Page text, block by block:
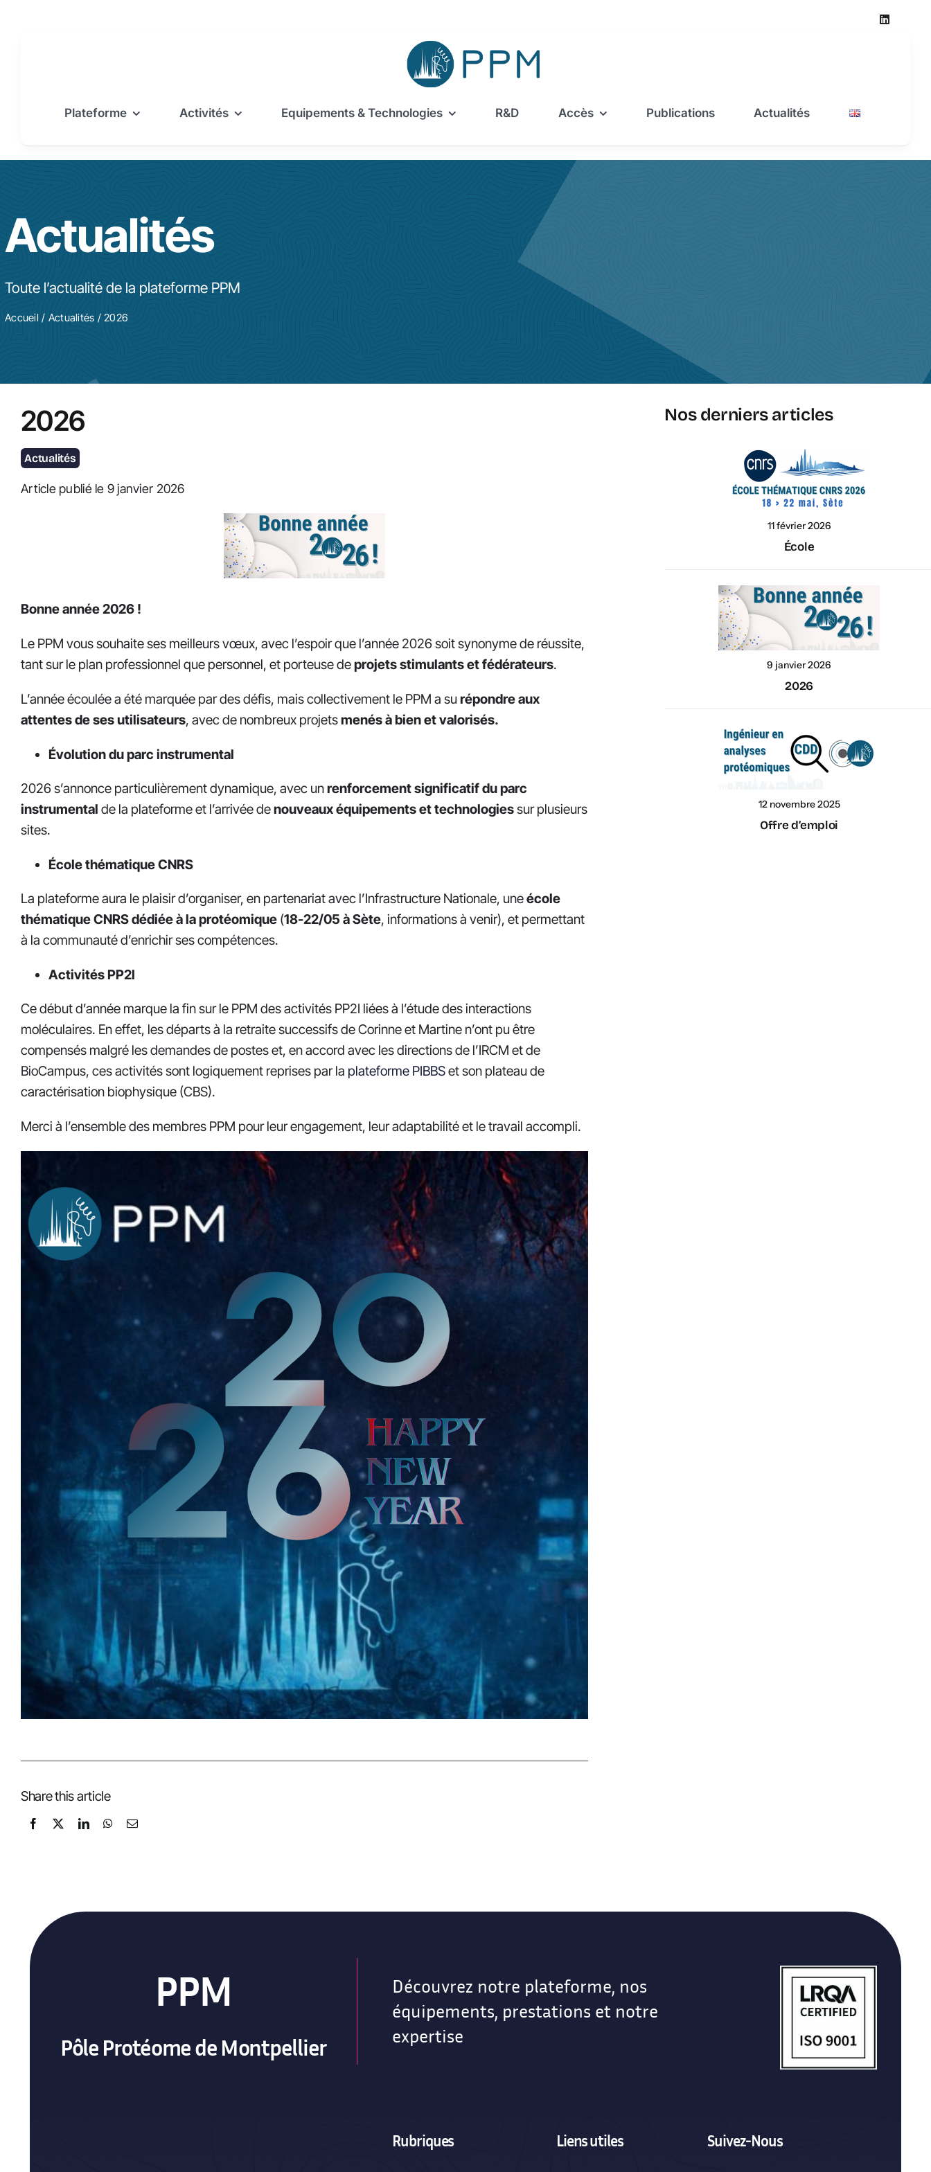
Plateforme Activités Equipements & Technologies R&D Accès Publications Actualités
Actualités
Toute l’actualité de la plateforme PPM
Accueil / Actualités / 2026
2026
Actualités
Article publié le 9 janvier 2026
Bonne année 2026 !
Le PPM vous souhaite ses meilleurs vœux, avec l’espoir que l’année 2026 soit synonyme de réussite,
tant sur le plan professionnel que personnel, et porteuse deprojets stimulants et fédérateurs.
L’année écoulée a été marquée par des défis, mais collectivement le PPM a surépondre aux
attentes de ses utilisateurs, avec de nombreux projetsmenés à bien et valorisés.
Évolution du parc instrumental
2026 s’annonce particulièrement dynamique, avec unrenforcement significatif du parc
instrumental de la plateforme et l’arrivée denouveaux équipements et technologiessur plusieurs
sites.
École thématique CNRS
La plateforme aura le plaisir d’organiser, en partenariat avec l’Infrastructure Nationale, uneécole
thématique CNRS dédiée à la protéomique (18-22/05 à Sète, informations à venir), et permettant
à la communauté d’enrichir ses compétences.
Activités PP2I
Ce début d’année marque la fin sur le PPM des activités PP2I liées à l’étude des interactions
moléculaires. En effet, les départs à la retraite successifs de Corinne et Martine n’ont pu être
compensés malgré les demandes de postes et, en accord avec les directions de l’IRCM et de
BioCampus, ces activités sont logiquement reprises par la plateforme PIBBSet son plateau de
caractérisation biophysique (CBS).
Merci à l’ensemble des membres PPM pour leur engagement, leur adaptabilité et le travail accompli.
Share this article
Nos derniers articles
11 février 2026
École
9 janvier 2026
2026
12 novembre 2025
Offre d’emploi
PPM
Pôle Protéome de Montpellier
Découvrez notre plateforme, nos
équipements, prestations et notre
expertise
Rubriques Liens utiles Suivez-Nous